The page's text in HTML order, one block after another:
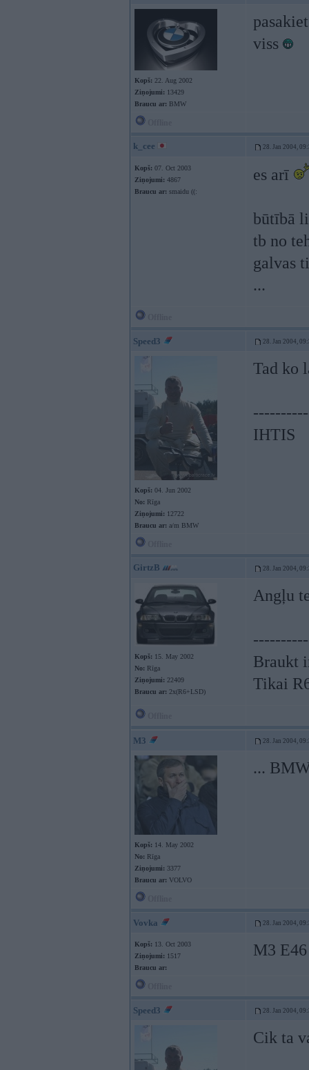
Kopš: 22. Aug 2002
Ziņojumi: 13429
Braucu ar: BMW
viss
k_cee 28. Jan 2004,
Kopš: 07. Oct 2003
Ziņojumi: 4867
Braucu ar: smaidu ((:
es arī
būtībā
tb no
galvas
...
Speed3 28. Jan 2004,
Kopš: 04. Jun 2002
No: Rīga
Ziņojumi: 12722
Braucu ar: a/m BMW
Tad ko
IHTIS
GirtzB 28. Jan 2004,
Kopš: 15. May 2002
No: Rīga
Ziņojumi: 22409
Braucu ar: 2x(R6+LSD)
Angļu
Braukt
Tikai
M3 28. Jan 2004,
Kopš: 14. May 2002
No: Rīga
Ziņojumi: 3377
Braucu ar: VOLVO
...
Vovka 28. Jan 2004,
Kopš: 13. Oct 2003
Ziņojumi: 1517
Braucu ar:
M3
Speed3 28. Jan 2004,
Cik ta